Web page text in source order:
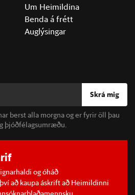
Um Heimildina
Benda á frétt
Auglýsingar
Skrá mig
berst alla morgna og er fyrir öll þau
þjóðfélagsumræðu.
og óháð
að kaupa áskrift að Heimildinni